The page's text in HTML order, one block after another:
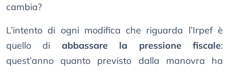
cambia?
L’intento di ogni modifica che riguarda l’Irpef è
quello di abbassare la pressione fiscale:
quest’anno quanto previsto dalla manovra ha